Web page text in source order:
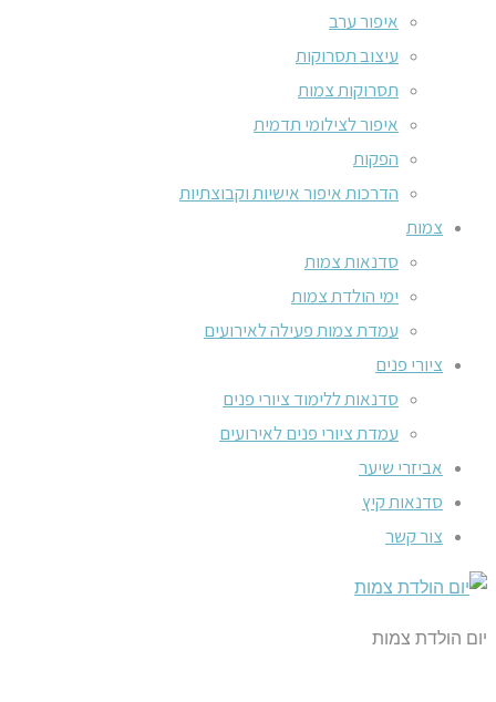
איפור ערב
עיצוב תסרוקות
תסרוקות צמות
איפור לצילומי תדמית
הפקות
הדרכות איפור אישיות וקבוצתיות
צמות
סדנאות צמות
ימי הולדת צמות
עמדת צמות פעילה לאירועים
ציורי פנים
סדנאות ללימוד ציורי פנים
עמדת ציורי פנים לאירועים
אביזרי שיער
סדנאות קיץ
צור קשר
יום הולדת צמות